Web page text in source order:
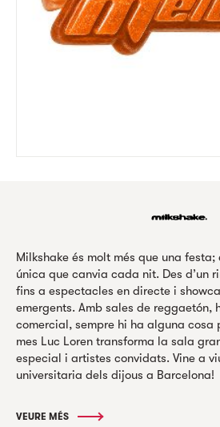
Milkshake és molt més que una
única que canvia cada nit. Des d’un
fins a espectacles en directe i
emergents. Amb sales de reggaetón,
comercial, sempre hi ha alguna cosa
mes Luc Loren transforma la sala
especial i artistes convidats. Vine a
universitaria dels dijous a Barcelona!
VEURE MÉS